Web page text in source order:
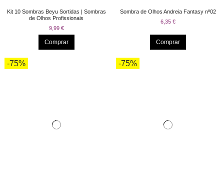
Kit 10 Sombras Beyu Sortidas | Sombras
de Olhos Profissionais
9,99 €
Comprar
Sombra de Olhos Andreia Fantasy nº02
6,35 €
Comprar
-75% -75%